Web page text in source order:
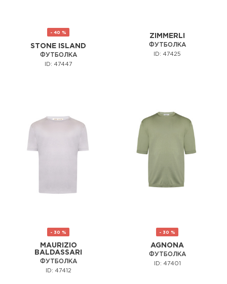
- 40 %
STONE ISLAND
ФУТБОЛКА
ID: 47447
ZIMMERLI
ФУТБОЛКА
ID: 47425
- 30 %
MAURIZIO
BALDASSARI
ФУТБОЛКА
ID: 47412
- 30 %
AGNONA
ФУТБОЛКА
ID: 47401